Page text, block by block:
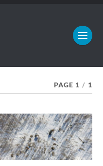
PAGE 1 / 1